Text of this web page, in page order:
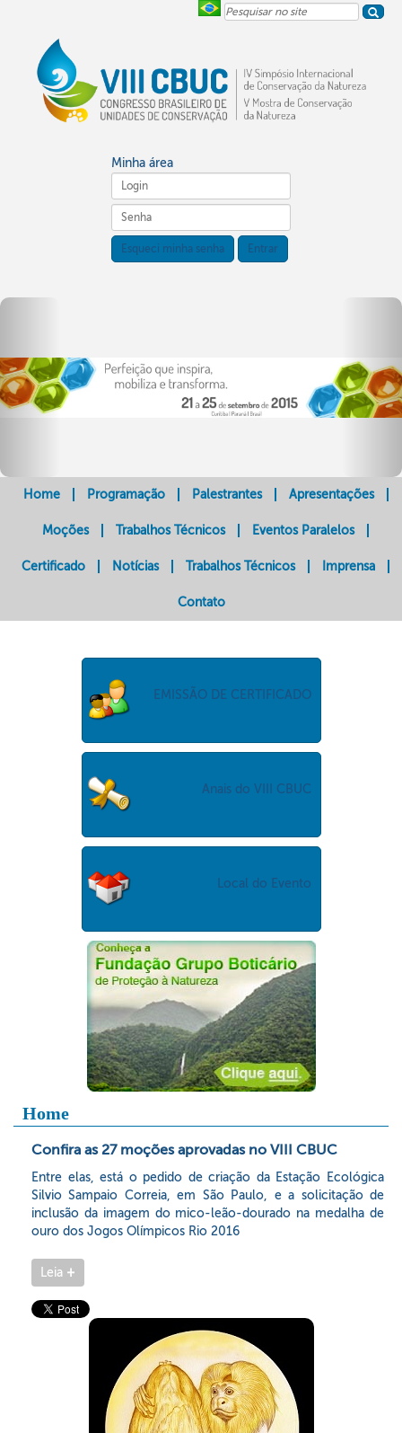
Pesquisar
Minha área
Esqueci minha senha Entrar
Home Programação Palestrantes Apresentações
Moções Trabalhos Técnicos Eventos Paralelos
Certificado Notícias Trabalhos Técnicos Imprensa
Contato
EMISSÃO DE CERTIFICADO
Anais do VIII CBUC
Local do Evento
Home
Confira as 27 moções aprovadas no VIII CBUC
Entre elas, está o pedido de criação da Estação Ecológica
Silvio Sampaio Correia, em São Paulo, e a solicitação de
inclusão da imagem do mico-leão-dourado na medalha de
ouro dos Jogos Olímpicos Rio 2016
Leia +